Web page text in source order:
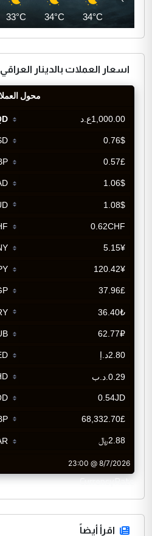
34°C
34°C
33°C
اسعار العملات بالدينار العراقي
CurrencyRate
اقرأ أيضاً